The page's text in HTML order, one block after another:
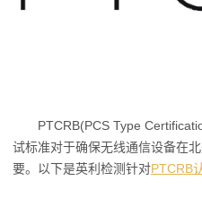
PTCRB(PCS Type
试标准对于确保无线通信设备在
要。以下是英利检测针对PTCRB